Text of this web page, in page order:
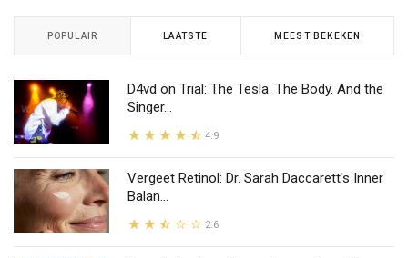
POPULAIR LAATSTE MEEST BEKEKEN
D4vd on Trial: The Tesla. The Body. And the
Singer...
4.9
Vergeet Retinol: Dr. Sarah Daccarett's Inner
Balan...
2.6